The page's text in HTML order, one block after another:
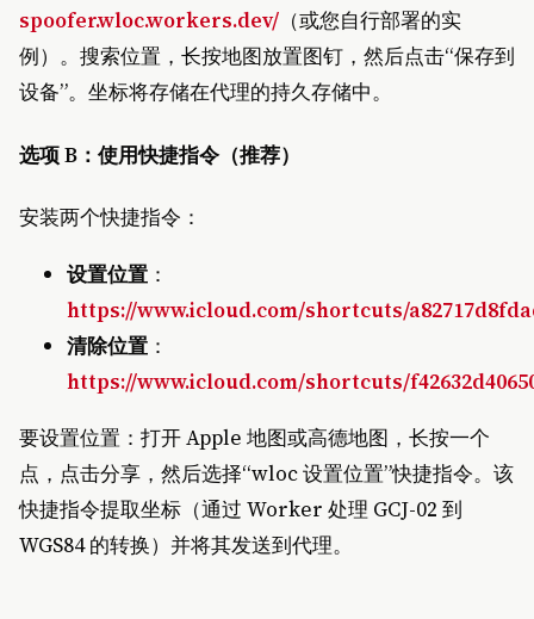
spoofer.wloc.workers.dev/ （或您自行部署的实
例）。搜索位置，长按地图放置图钉，然后点击“保存到
设备”。坐标将存储在代理的持久存储中。
选项 B：使用快捷指令（推荐）
安装两个快捷指令：
设置位置 ：
https://www.icloud.com/shortcuts/
清除位置 ：
https://www.icloud.com/shortcuts/
要设置位置：打开 Apple 地图或高德地图，长按一个
点，点击分享，然后选择“wloc 设置位置”快捷指令。该
快捷指令提取坐标（通过 Worker 处理 GCJ-02 到
WGS84 的转换）并将其发送到代理。